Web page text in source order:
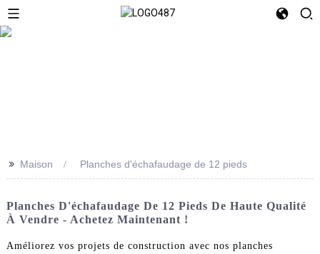
>> Maison Planches d'échafaudage de 12 pieds
Planches D'échafaudage De 12 Pieds De Haute Qualité
À Vendre - Achetez Maintenant !
Améliorez vos projets de construction avec nos planches